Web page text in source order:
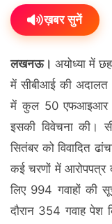
ख़बर सुनें
लखनऊ। अयोध्या में
में सीबीआई की अदालत
में कुल 50 एफआइआर
इसकी विवेचना की।
सितंबर को विवादित
कई चरणों में आरोपपत्र
लिए 994 गवाहों की
दौरान 354 गवाह पेश